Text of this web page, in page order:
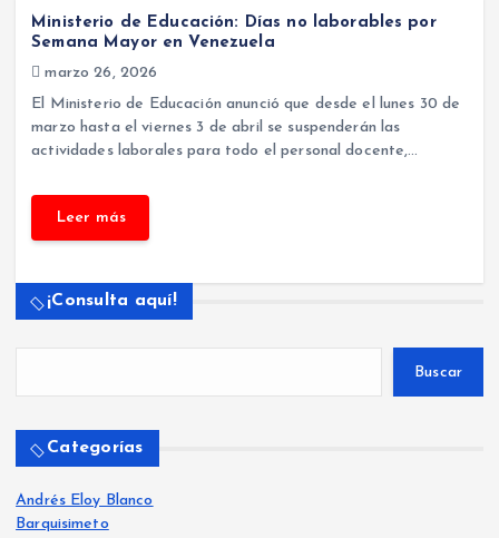
Ministerio de Educación: Días no laborables por
Semana Mayor en Venezuela
marzo 26, 2026
El Ministerio de Educación anunció que desde el lunes 30 de
marzo hasta el viernes 3 de abril se suspenderán las
actividades laborales para todo el personal docente,…
¡Consulta aquí!
Buscar
Categorías
Andrés Eloy Blanco
Barquisimeto